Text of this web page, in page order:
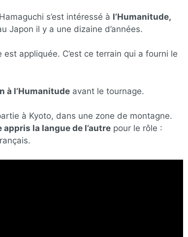
s’est intéressé à l’Humanitude,
Japon il y a une dizaine d’années.
appliquée. C’est ce terrain qui a fourni le
à l’Humanitude avant le tournage.
à Kyoto, dans une zone de montagne.
la langue de l’autre pour le rôle :